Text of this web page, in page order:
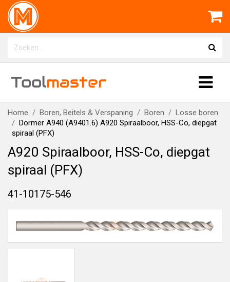
Toolmaster
Home Boren, Beitels & Verspaning Boren
Losse boren
Dormer A940 (A9401.6) A920 Spiraalboor, HSS-Co, diepgat
spiraal (PFX)
A920 Spiraalboor, HSS-Co, diepgat
spiraal (PFX)
41-10175-546